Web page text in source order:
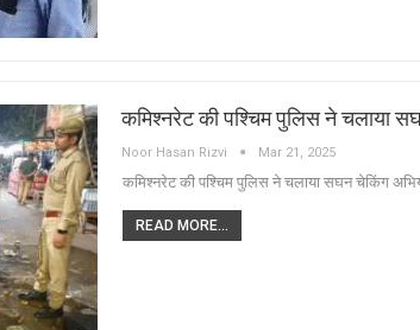
कमिश्नरेट की पश्चिम पुलिस ने चलाया
Noor Hasan Rizvi Mar 21, 2025
कमिश्नरेट की पश्चिम पुलिस ने चलाया सघन चेकिंग
READ MORE...